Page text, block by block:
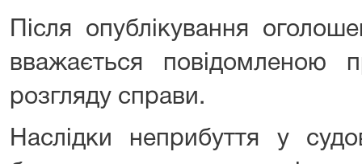
Після опублікування
вважається повідомленою
розгляду справи.
Наслідки неприбуття у